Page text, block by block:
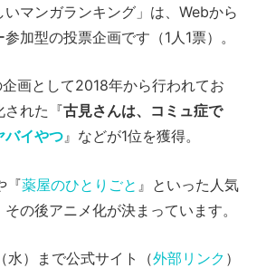
いマンガランキング」は、Webから
加型の投票企画です（1人1票）。
画として2018年から行われてお
された『古見さんは、コミュ症で
バイやつ』などが1位を獲得。
『薬屋のひとりごと 』といった人気
の後アニメ化が決まっています。
）まで公式サイト（外部リンク ）